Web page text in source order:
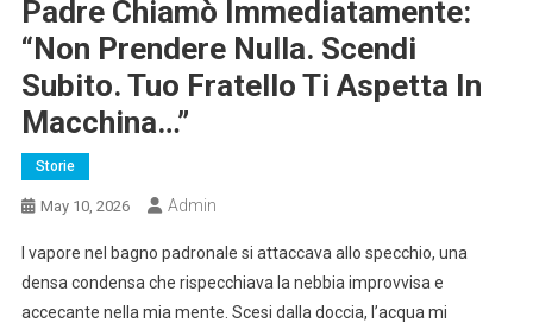
Padre Chiamò Immediatamente:
“Non Prendere Nulla. Scendi
Subito. Tuo Fratello Ti Aspetta In
Macchina…”
Storie
May 10, 2026 Admin
l vapore nel bagno padronale si attaccava allo specchio, una
densa condensa che rispecchiava la nebbia improvvisa e
accecante nella mia mente. Scesi dalla doccia, l’acqua mi